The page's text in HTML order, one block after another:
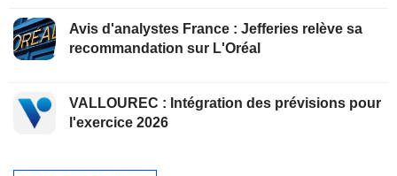
Avis d'analystes France : Jefferies relève sa
recommandation sur L'Oréal
VALLOUREC : Intégration des prévisions pour
l'exercice 2026